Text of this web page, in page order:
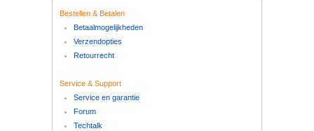
Bestellen & Betalen
Betaalmogelijkheden
Verzendopties
Retourrecht
Service & Support
Service en garantie
Forum
Techtalk